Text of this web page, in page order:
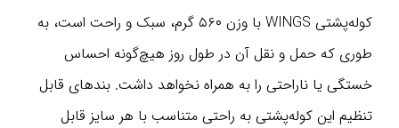
کوله‌پشتی WINGS با وزن ۵۶۰ گرم، سبک و راحت است، به
طوری که حمل و نقل آن در طول روز هیچ‌گونه احساس
خستگی یا ناراحتی را به همراه نخواهد داشت. بندهای قابل
تنظیم این کوله‌پشتی به راحتی متناسب با هر سایز قابل